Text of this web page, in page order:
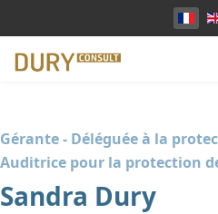
Gérante - Déléguée à la
Auditrice pour la protection
Sandra Dury